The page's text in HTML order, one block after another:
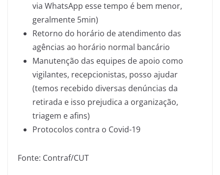
via WhatsApp esse tempo é bem menor,
geralmente 5min)
Retorno do horário de atendimento das
agências ao horário normal bancário
Manutenção das equipes de apoio como
vigilantes, recepcionistas, posso ajudar
(temos recebido diversas denúncias da
retirada e isso prejudica a organização,
triagem e afins)
Protocolos contra o Covid-19
Fonte: Contraf/CUT